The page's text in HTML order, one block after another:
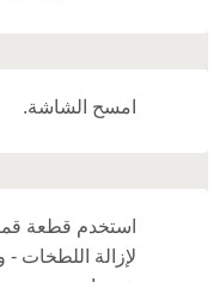
امسح الشاشة.
استخدم قطعة
لإزالة اللطخات